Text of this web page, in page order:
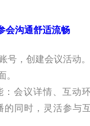
会沟通舒适流畅
，创建会议活动
。
：会议详情、互动
的同时，灵活参与